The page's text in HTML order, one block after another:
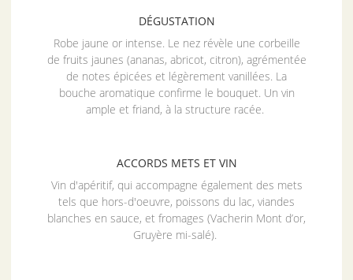
DÉGUSTATION
Robe jaune or intense. Le nez révèle une corbeille
de fruits jaunes (ananas, abricot, citron), agrémentée
de notes épicées et légèrement vanillées. La
bouche aromatique confirme le bouquet. Un vin
ample et friand, à la structure racée.
ACCORDS METS ET VIN
Vin d'apéritif, qui accompagne également des mets
tels que hors-d'oeuvre, poissons du lac, viandes
blanches en sauce, et fromages (Vacherin Mont d’or,
Gruyère mi-salé).